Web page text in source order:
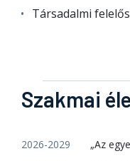
Társadalmi
Szakmai
2026-2029
„Az